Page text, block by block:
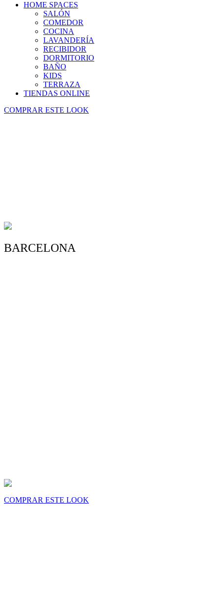
HOME SPACES
SALÓN
COMEDOR
COCINA
LAVANDERÍA
RECIBIDOR
DORMITORIO
BAÑO
KIDS
TERRAZA
TIENDAS ONLINE
COMPRAR ESTE LOOK
BARCELONA
COMPRAR ESTE LOOK